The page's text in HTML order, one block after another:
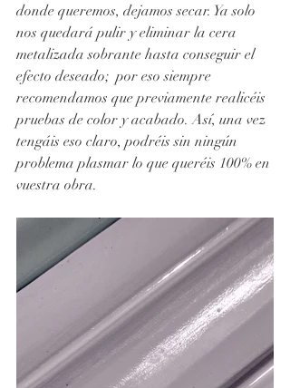
donde queremos, dejamos secar. Ya solo
nos quedará pulir y eliminar la cera
metalizada sobrante hasta conseguir el
efecto deseado;  por eso siempre
recomendamos que previamente realicéis
pruebas de color y acabado. Así, una vez
tengáis eso claro, podréis sin ningún
problema plasmar lo que queréis 100% en
vuestra obra.